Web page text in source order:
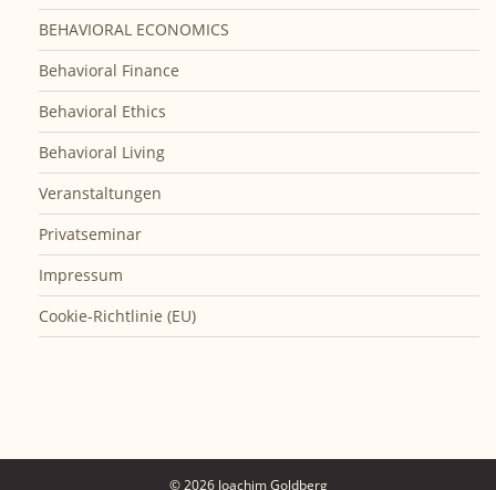
BEHAVIORAL ECONOMICS
Behavioral Finance
Behavioral Ethics
Behavioral Living
Veranstaltungen
Privatseminar
Impressum
Cookie-Richtlinie (EU)
© 2026 Joachim Goldberg